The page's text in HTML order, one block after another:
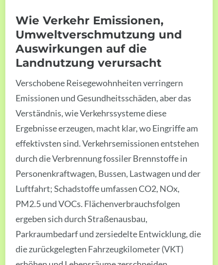
Wie Verkehr Emissionen,
Umweltverschmutzung und
Auswirkungen auf die
Landnutzung verursacht
Verschobene Reisegewohnheiten verringern
Emissionen und Gesundheitsschäden, aber das
Verständnis, wie Verkehrssysteme diese
Ergebnisse erzeugen, macht klar, wo Eingriffe am
effektivsten sind. Verkehrsemissionen entstehen
durch die Verbrennung fossiler Brennstoffe in
Personenkraftwagen, Bussen, Lastwagen und der
Luftfahrt; Schadstoffe umfassen CO2, NOx,
PM2.5 und VOCs. Flächenverbrauchsfolgen
ergeben sich durch Straßenausbau,
Parkraumbedarf und zersiedelte Entwicklung, die
die zurückgelegten Fahrzeugkilometer (VKT)